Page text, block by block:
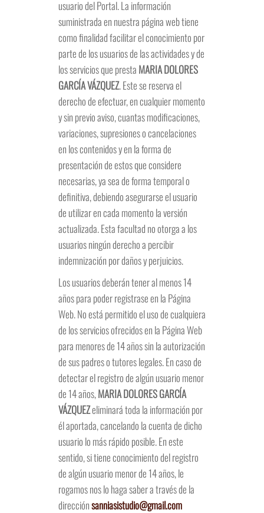
usuario del Portal. La información
suministrada en nuestra página web tiene
como finalidad facilitar el conocimiento por
parte de los usuarios de las actividades y de
los servicios que presta MARIA DOLORES
GARCÍA VÁZQUEZ. Este se reserva el
derecho de efectuar, en cualquier momento
y sin previo aviso, cuantas modificaciones,
variaciones, supresiones o cancelaciones
en los contenidos y en la forma de
presentación de estos que considere
necesarias, ya sea de forma temporal o
definitiva, debiendo asegurarse el usuario
de utilizar en cada momento la versión
actualizada. Esta facultad no otorga a los
usuarios ningún derecho a percibir
indemnización por daños y perjuicios.
Los usuarios deberán tener al menos 14
años para poder registrase en la Página
Web. No está permitido el uso de cualquiera
de los servicios ofrecidos en la Página Web
para menores de 14 años sin la autorización
de sus padres o tutores legales. En caso de
detectar el registro de algún usuario menor
de 14 años,MARIA DOLORES GARCÍA
VÁZQUEZeliminará toda la información por
él aportada, cancelando la cuenta de dicho
usuario lo más rápido posible. En este
sentido, si tiene conocimiento del registro
de algún usuario menor de 14 años, le
rogamos nos lo haga saber a través de la
direcciónsanniasistudio@gmail.com